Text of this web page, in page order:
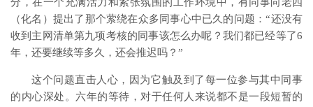
（化名）提出了那个萦绕在众多同事心中已久的问题：“还没有
收到主网清单第九项考核的同事该怎么办呢？我们都已经等了6
年，还要继续等多久，还会推迟吗？”
这个问题直击人心，因为它触及到了每一位参与其中同事
的内心深处。六年的等待，对于任何人来说都不是一段短暂的